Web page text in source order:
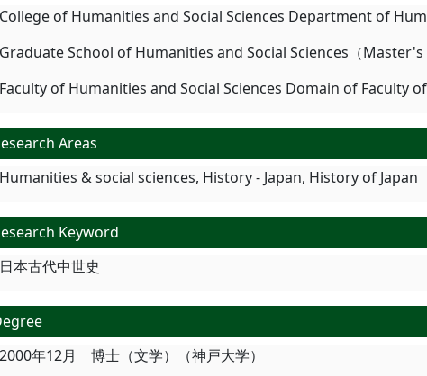
College of Humanities and Social Sciences Department of
Graduate School of Humanities and Social Sciences（
Faculty of Humanities and Social Sciences Domain of Faculty
Areas
Humanities & social sciences, History - Japan, History of Japan
Keyword
日本古代中世史
2000年12月 博士（文学）（神戸大学）